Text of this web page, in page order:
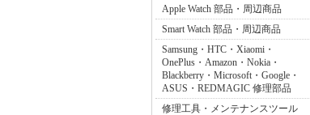
Apple Watch 部品・周辺商品
Smart Watch 部品・周辺商品
Samsung・HTC・Xiaomi・
OnePlus・Amazon・Nokia・
Blackberry・Microsoft・Google・
ASUS・REDMAGIC 修理部品
修理工具・メンテナンスツール